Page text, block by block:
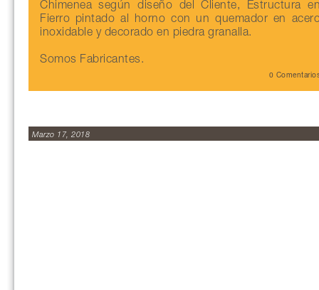
Chimenea según diseño del Cliente, Estructura
Fierro pintado al horno con un quemador en
inoxidable y decorado en piedra granalla.
Somos Fabricantes.
0
Marzo 17, 2018